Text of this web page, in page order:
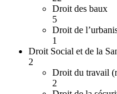
Droit des baux
5
Droit de
1
Droit Social et de la
2
Droit du travail
2